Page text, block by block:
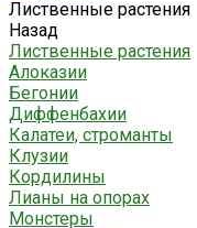
Лиственные растения
Назад
Лиственные растения
Алоказии
Бегонии
Диффенбахии
Калатеи, строманты
Клузии
Кордилины
Лианы на опорах
Монстеры